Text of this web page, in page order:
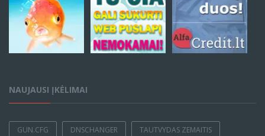
NAUJAUSI ĮKĖLIMAI
GUN.CFG DNSCHANGER TAUTVYDAS ZEMAITIS